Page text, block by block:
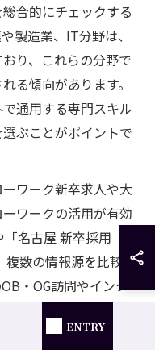
合的にチェックする
製造業、IT分野は、
り、これらの分野で
る傾向があります。
通用する専門スキル
ぶことがポイントで
ワーク新卒求人や大
ワークの活用が有効
名古屋 新卒採用
複数の情報源を比較す
・OG訪問やインタ
。
ENTRY